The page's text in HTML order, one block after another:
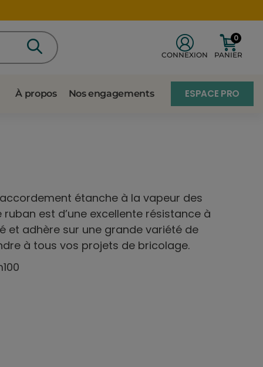
CONNEXION PANIER
0
À propos Nos engagements ESPACE PRO
étanche à la vapeur des
est d’une excellente résistance à
et adhère sur une grande variété de
à tous vos projets de bricolage.